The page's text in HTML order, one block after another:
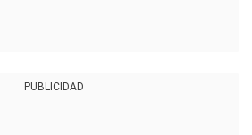
PUBLICIDAD